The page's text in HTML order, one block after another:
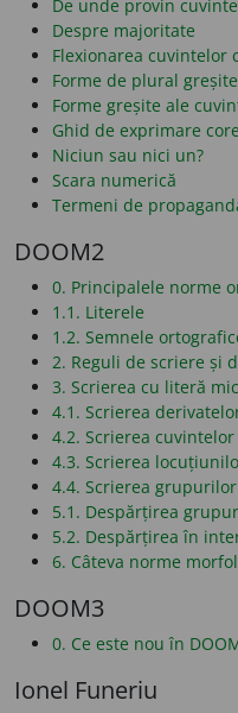
De unde provin
Despre majoritate
Flexionarea cuvintelor
Forme de plural greșite
Forme greșite ale
Ghid de exprimare
Niciun sau nici un?
Scara numerică
Termeni de
DOOM2
0. Principalele norme
1.1. Literele
1.2. Semnele
2. Reguli de scriere și
3. Scrierea cu literă
4.1. Scrierea
4.2. Scrierea
4.3. Scrierea
4.4. Scrierea
5.1. Despărțirea
5.2. Despărțirea în
6. Câteva norme
DOOM3
0. Ce este nou în
Ionel Funeriu